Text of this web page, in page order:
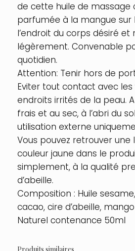
de cette huile de massage
parfumée à la mangue sur
l’endroit du corps désiré et
légèrement. Convenable
quotidien.
Attention: Tenir hors de
Eviter tout contact avec les
endroits irrités de la peau.
frais et au sec, à l’abri du
utilisation externe
Vous pouvez retrouver
couleur jaune dans le
simplement, à la qualité
d’abeille.
Composition : Huile
cacao, cire d’abeille,
Naturel contenance 50ml